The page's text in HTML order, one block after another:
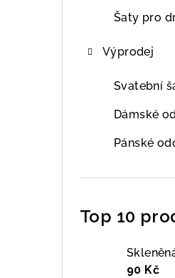
Šaty pro
Výprodej
Svatební
Dámské
Pánské
Top 10
90 Kč